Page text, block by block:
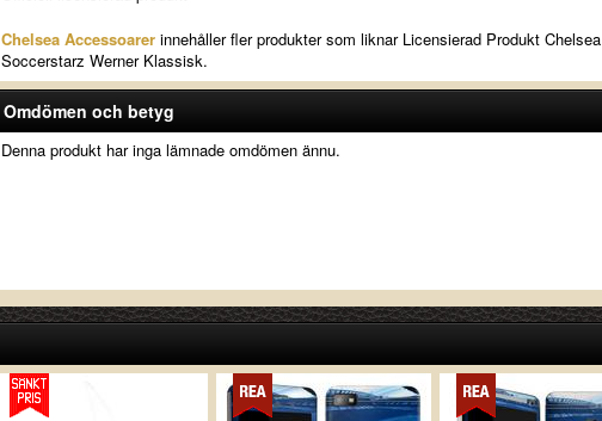
Chelsea Accessoarerinnehåller fler produkter som liknar Licensierad Produkt Chelsea
Soccerstarz Werner Klassisk.
Omdömen och betyg
Denna produkt har inga lämnade omdömen ännu.